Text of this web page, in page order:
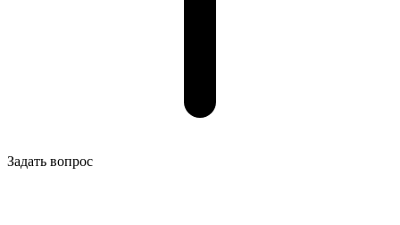
Задать вопрос